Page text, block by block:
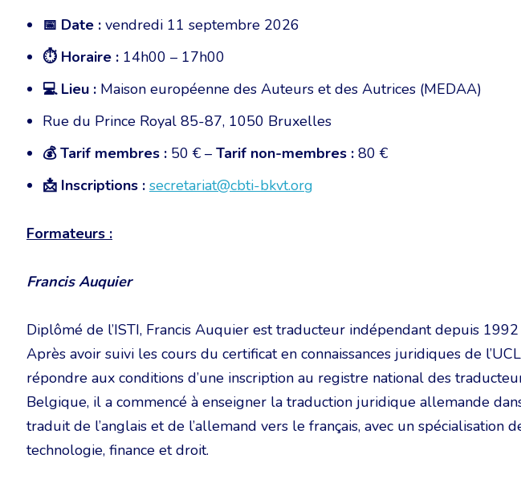
📅 Date : vendredi 11 septembre 2026
⏱️ Horaire : 14h00 – 17h00
💻 Lieu : Maison européenne des Auteurs et des Autrices (MEDAA)
Rue du Prince Royal 85-87, 1050 Bruxelles
💰Tarif membres : 50 € – Tarif non-membres : 80 €
📩 Inscriptions : secretariat@cbti-bkvt.org
Formateurs :
Francis Auquier
Diplômé de l’ISTI, Francis Auquier est traducteur indépendant depuis
Après avoir suivi les cours du certificat en connaissances juridiques de
répondre aux conditions d’une inscription au registre national des
Belgique, il a commencé à enseigner la traduction juridique allemande
traduit de l’anglais et de l’allemand vers le français, avec un spécialisation
technologie, finance et droit.